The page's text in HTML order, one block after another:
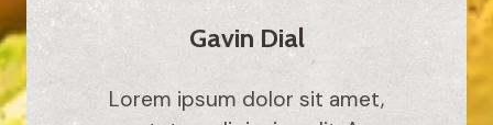
Gavin Dial
Lorem ipsum dolor sit amet,